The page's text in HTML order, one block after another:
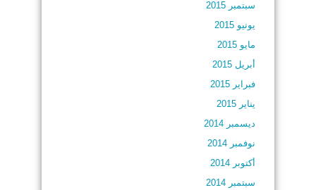
سبتمبر 2015
يونيو 2015
مايو 2015
أبريل 2015
فبراير 2015
يناير 2015
ديسمبر 2014
نوفمبر 2014
أكتوبر 2014
سبتمبر 2014